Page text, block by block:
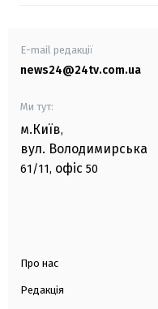
E-mail редакції
news24@24tv.com.ua
Ми тут:
м.Київ,
вул. Володимирська
61/11, офіс 50
Про нас
Редакція